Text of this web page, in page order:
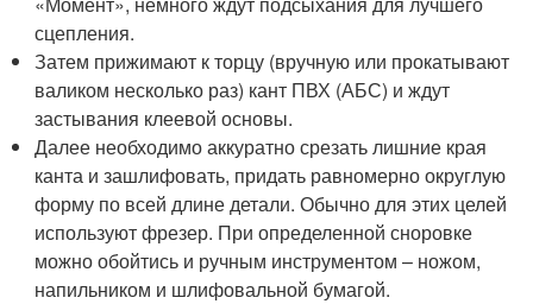
сцепления.
Затем прижимают к торцу (вручную или прокатывают
валиком несколько раз) кант ПВХ (АБС) и ждут
застывания клеевой основы.
Далее необходимо аккуратно срезать лишние края
канта и зашлифовать, придать равномерно округлую
форму по всей длине детали. Обычно для этих целей
используют фрезер. При определенной сноровке
можно обойтись и ручным инструментом – ножом,
напильником и шлифовальной бумагой.